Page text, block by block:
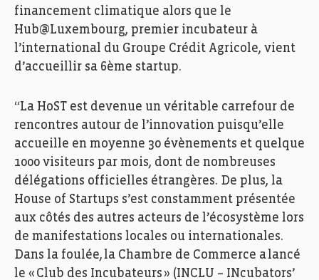
financement climatique alors que le
Hub@Luxembourg, premier incubateur à
l’international du Groupe Crédit Agricole, vient
d’accueillir sa 6ème startup.
‘‘La HoST est devenue un véritable carrefour de
rencontres autour de l’innovation puisqu’elle
accueille en moyenne 30 évènements et quelque
1000 visiteurs par mois, dont de nombreuses
délégations officielles étrangères. De plus, la
House of Startups s’est constamment présentée
aux côtés des autres acteurs de l’écosystème lors
de manifestations locales ou internationales.
Dans la foulée, la Chambre de Commerce a lancé
le « Club des Incubateurs » (INCLU – INcubators’